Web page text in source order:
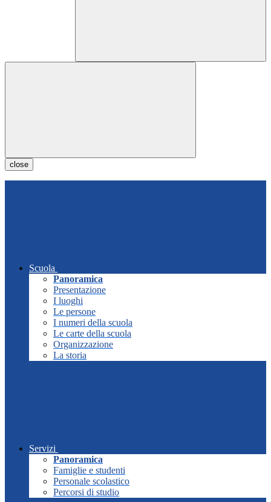
close
Scuola
Panoramica
Presentazione
I luoghi
Le persone
I numeri della scuola
Le carte della scuola
Organizzazione
La storia
Servizi
Panoramica
Famiglie e studenti
Personale scolastico
Percorsi di studio